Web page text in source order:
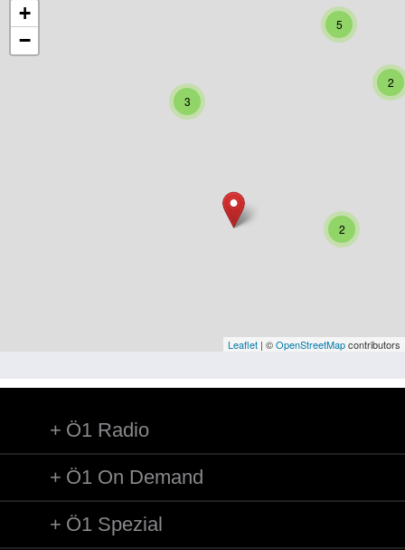
Kärnten
Oberösterreich
Vorarlberg
Besatzungsmächte
Frauen, Mütter, Kinder
2
5
2
3
+
−
Leaflet | ©OpenStreetMapcontributors
Ö1 Radio
Ö1 On Demand
Ö1 Spezial